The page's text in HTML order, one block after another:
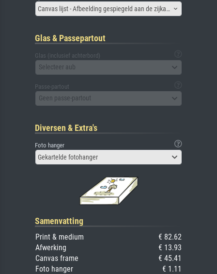
Canvas lijst - Afbeelding gespiegeld aan de zijkant
Glas & Passepartout
Glas (inclusief achterbord)
Selecteer aub
Passe-partout
Geen passe-partout
Diversen & Extra's
Foto hanger
Gekartelde fotohanger
Samenvatting
Print & medium
€ 82.62
Afwerking
€ 13.93
Canvas frame
€ 45.41
Foto hanger
€ 1.11